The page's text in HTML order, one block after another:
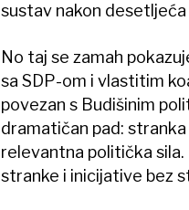
sustav nakon
No taj se zamah
sa SDP-om i vlastitim
povezan s Budišinim
dramatičan pad: stranka
relevantna politička
stranke i inicijative bez